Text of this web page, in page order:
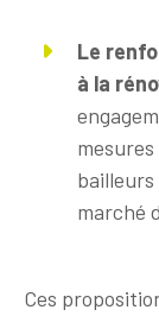
Le
à la
marché
Ces